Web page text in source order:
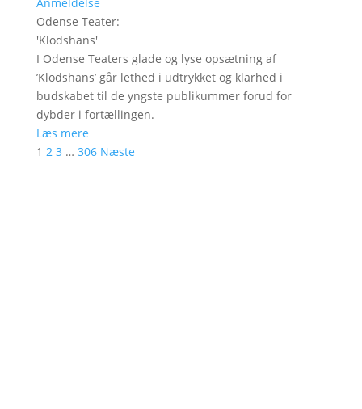
Odense Teater:
'Klodshans'
I Odense Teaters glade og lyse opsætning af
’Klodshans’ går lethed i udtrykket og klarhed i
budskabet til de yngste publikummer forud for
dybder i fortællingen.
Læs mere
1 2 3 … 306 Næste